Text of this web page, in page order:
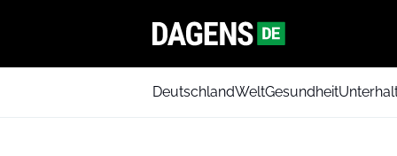
DeutschlandWeltGesundheit